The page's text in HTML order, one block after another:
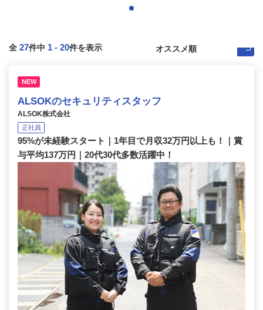
全 27件中 1 - 20件を表示
NEW
ALSOKのセキュリティスタッフ
ALSOK株式会社
正社員
95%が未経験スタート｜1年目で月収32万円以上も！｜賞
与平均137万円｜20代30代多数活躍中！